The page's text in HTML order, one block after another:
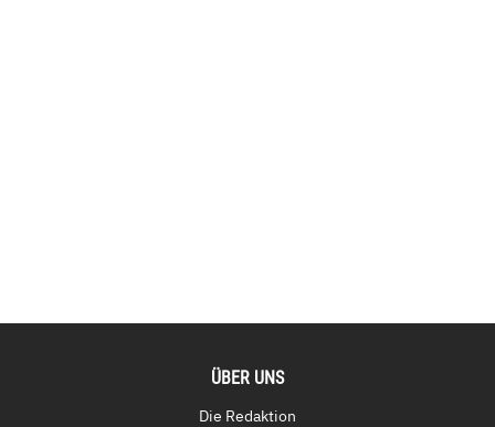
ÜBER UNS
Die Redaktion